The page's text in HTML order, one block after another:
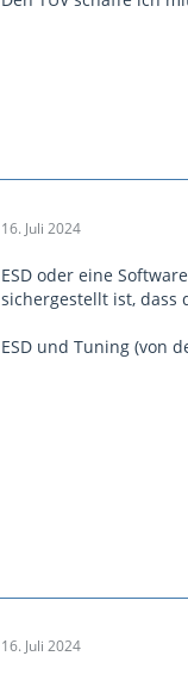
16. Juli 2024
ESD oder eine
sichergestellt ist, dass
ESD und Tuning (von
16. Juli 2024